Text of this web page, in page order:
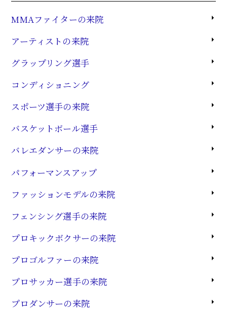
MMAファイターの来院
アーティストの来院
グラップリング選手
コンディショニング
スポーツ選手の来院
バスケットボール選手
バレエダンサーの来院
パフォーマンスアップ
ファッションモデルの来院
フェンシング選手の来院
プロキックボクサーの来院
プロゴルファーの来院
プロサッカー選手の来院
プロダンサーの来院